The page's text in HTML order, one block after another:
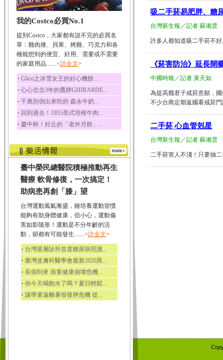
椰子
椰子含有糖類、脂肪、
荔枝
荔枝性質溫和所含的營
養素有醣類、檸檬酸...
五味子
五味子性質溫熱所含營
養成分有揮發油、檸...
草魚
草魚含有維生素A、維生
素C、及豐富的蛋白...
我的Costco必買No.1
提到Costco，大家都有說不完的必買名
單：雞肉捲、貝果、烤雞、巧克力和各
種能想到的便宜、好用、需要或不需要
的家庭用品.......<詳全文>
‧ Glico之冰雪女王的好心機餅...
‧ 心心念念3年的鷹牌GHIRARDE...
‧ 千萬別倒出來吃的 森永牛奶...
‧ 回到過去！1955美式培根牛肉...
‧ 慶中秋！好丘的「老外月餅」...
臺中榮民總醫院積極推動再生
醫療 軟骨修復，一次搞定！
助病患再創「膝」望
台灣運動風氣漸盛，雖培養運動習慣
能夠有助身體健康，但小心，運動傷
害如影隨形！運動是不分年齡的活
動，卻都有可能發生.......<詳全文>
‧ 台灣基層診所首度糖尿病照護...
‧ 臺灣皮膚科醫學會最新2020異...
‧ 長假到來 孩童健康崩壞危機...
‧ 你今天喝飽水了嗎？夏日輕鬆...
‧ 讓學童遠離暑假發胖危機 從...
吸二手菸易肥胖、糖
台灣新生報／記者 蘇湘雲
許多人都知道吸二手菸不
《菸害防治》延長開
中國時報／記者 黃天如
為提高癮君子戒菸意願，
不少台商定期返國看戒菸
二手菸 心血管剋星
台灣新生報／記者 蘇湘雲
二手菸害人不淺！只要抽